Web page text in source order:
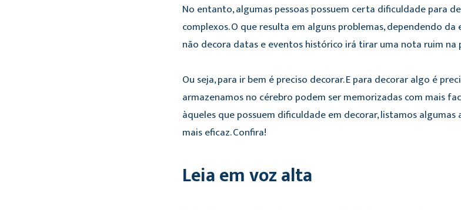
No entanto, algumas pessoas possuem certa dificuldade para
complexos. O que resulta em alguns problemas, dependendo
não decora datas e eventos histórico irá tirar uma nota ruim na
Ou seja, para ir bem é preciso decorar. E para decorar algo é
armazenamos no cérebro podem ser memorizadas com mais
àqueles que possuem dificuldade em decorar, listamos
mais eficaz. Confira!
Leia em voz alta